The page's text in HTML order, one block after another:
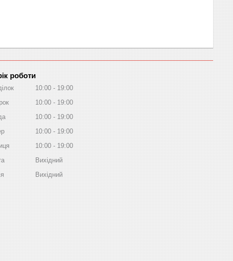
роботи
10:00
19:00
10:00
19:00
10:00
19:00
10:00
19:00
10:00
19:00
Вихідний
Вихідний